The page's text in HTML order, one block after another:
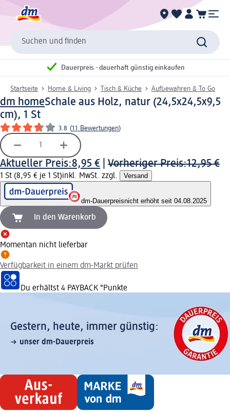
Suchen und finden
Dauerpreis - dauerhaft günstig einkaufen
Startseite Home & Living Tisch & Küche Aufbewahren & To Go
dm homeSchale aus Holz, natur (24,5x24,5x9,5
cm), 1 St
3.8 (11 Bewertungen)
Aktueller Preis:8,95 € Vorheriger Preis:12,95 €
1 St (8,95 € je 1 St)inkl. MwSt. zzgl. Versand
dm-Dauerpreisnicht erhöht seit 04.08.2025
In den Warenkorb
Momentan nicht lieferbar
Verfügbarkeit in einem dm-Markt prüfen
Du erhältst 4 PAYBACK °Punkte
Gestern, heute, immer günstig:
unser dm-Dauerpreis